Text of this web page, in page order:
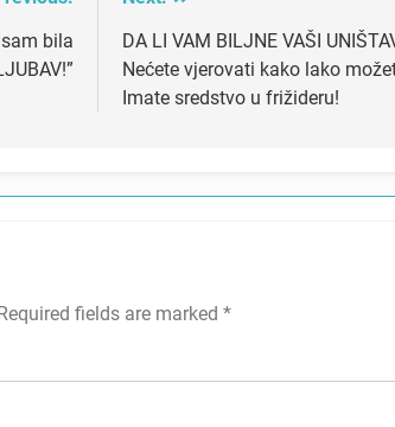
bila
DA LI VAM BILJNE VAŠI
Nećete vjerovati kako lako
Imate sredstvo u frižideru!
fields are marked *